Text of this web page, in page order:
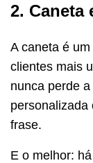
2. Caneta
A caneta é
clientes mais
nunca perde
personalizada
frase.
E o melhor: